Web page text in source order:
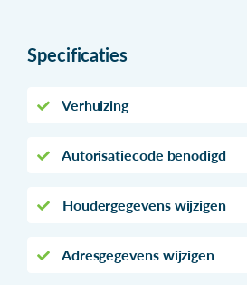
Specificaties
Verhuizing
Autorisatiecode benodigd
Houdergegevens wijzigen
Adresgegevens wijzigen